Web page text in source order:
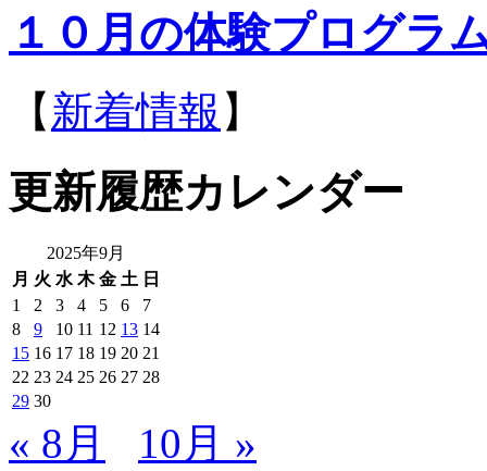
１０月の体験プログラ
【 新着情報 】
更新履歴カレンダー
2025年9月
月 火 水 木 金 土 日
1
2 3 4 5 6
7
8
9 10 11 12 13 14
15 16 17 18 19 20 21
22 23 24 25 26 27 28
29 30
« 8月 10月 »